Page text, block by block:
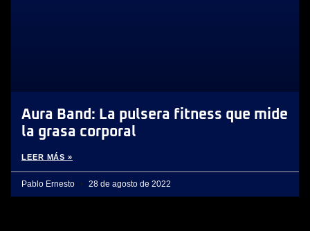
Aura Band: La pulsera fitness que mide
la grasa corporal
LEER MÁS »
Pablo Ernesto 28 de agosto de 2022